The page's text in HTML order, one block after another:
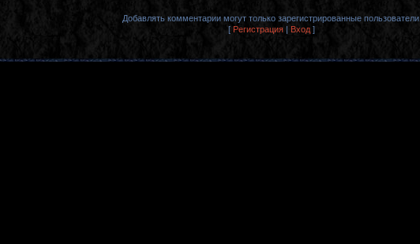
Добавлять комментарии могут только зарегистрированные пользователи.
[ Регистрация | Вход ]